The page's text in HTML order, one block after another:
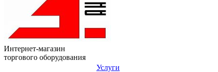
Интернет-магазин
торгового оборудования
Услуги